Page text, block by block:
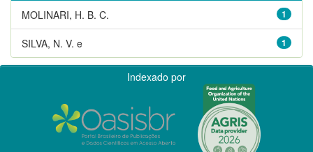
1
MOLINARI, H. B. C.
1
SILVA, N. V. e
Indexado por